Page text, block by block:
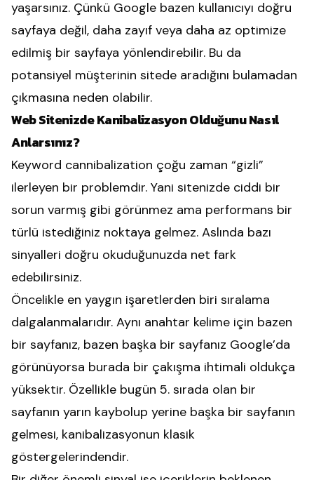
yaşarsınız. Çünkü Google bazen kullanıcıyı doğru
sayfaya değil, daha zayıf veya daha az optimize
edilmiş bir sayfaya yönlendirebilir. Bu da
potansiyel müşterinin sitede aradığını bulamadan
çıkmasına neden olabilir.
Web Sitenizde Kanibalizasyon Olduğunu Nasıl
Anlarsınız?
Keyword cannibalization çoğu zaman “gizli”
ilerleyen bir problemdir. Yani sitenizde ciddi bir
sorun varmış gibi görünmez ama performans bir
türlü istediğiniz noktaya gelmez. Aslında bazı
sinyalleri doğru okuduğunuzda net fark
edebilirsiniz.
Öncelikle en yaygın işaretlerden biri sıralama
dalgalanmalarıdır. Aynı anahtar kelime için bazen
bir sayfanız, bazen başka bir sayfanız Google’da
görünüyorsa burada bir çakışma ihtimali oldukça
yüksektir. Özellikle bugün 5. sırada olan bir
sayfanın yarın kaybolup yerine başka bir sayfanın
gelmesi, kanibalizasyonun klasik
göstergelerindendir.